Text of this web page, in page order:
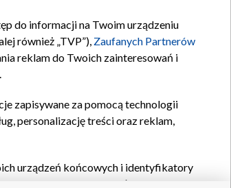
do informacji na Twoim urządzeniu
również „TVP”), Zaufanych Partnerów
reklam do Twoich zainteresowań i
zapisywane za pomocą technologii
personalizację treści oraz reklam,
urządzeń końcowych i identyfikatory
oraz pozostałych